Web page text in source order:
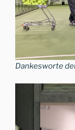
Dankesworte